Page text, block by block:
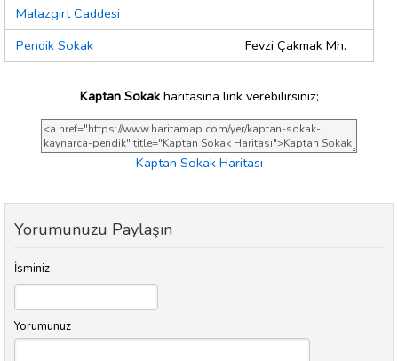
Malazgirt Caddesi
Pendik Sokak
Fevzi Çakmak Mh.
Kaptan Sokakharitasına link verebilirsiniz;
Kaptan Sokak Haritası
Yorumunuzu Paylaşın
İsminiz
Yorumunuz